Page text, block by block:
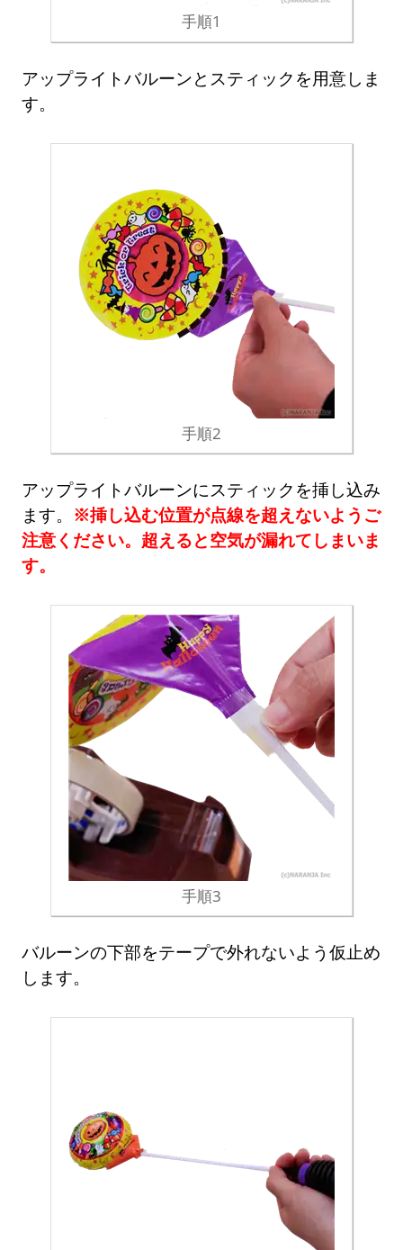
手順1
アップライトバルーンとスティックを用意しま
す。
手順2
アップライトバルーンにスティックを挿し込み
ます。 ※挿し込む位置が点線を超えないようご
注意ください。超えると空気が漏れてしまいま
す。
手順3
バルーンの下部をテープで外れないよう仮止め
します。